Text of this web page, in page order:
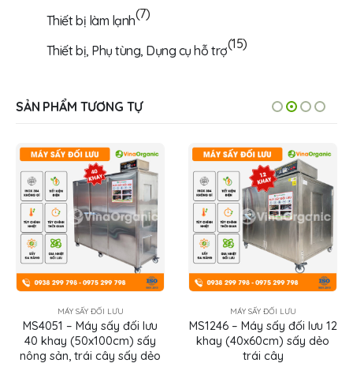
Thiết bị làm lạnh(7)
Thiết bị, Phụ tùng, Dụng cụ hỗ trợ(15)
SẢN PHẨM TƯƠNG TỰ
MÁY SẤY ĐỐI LƯU
MS1246 – Máy sấy đối lưu 12
khay (40x60cm) sấy dẻo
trái cây
MÁY SẤY ĐỐI LƯU
MS2046 – Máy sấy đối lưu
20 khay (40x60cm) sấy trái
cây, nông sản